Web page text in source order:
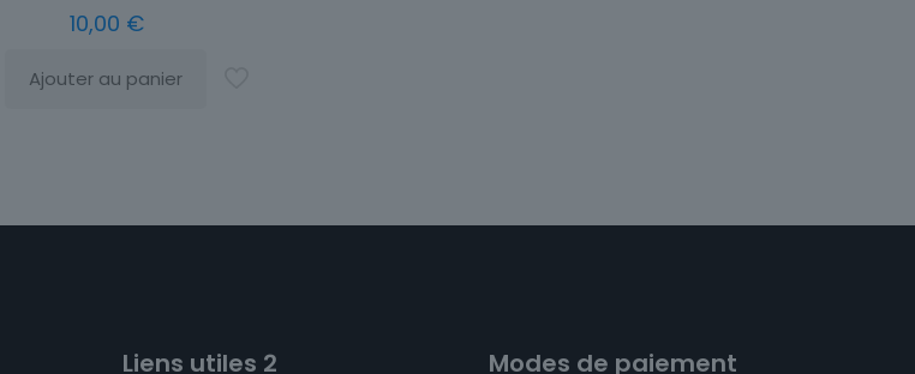
10,00 €
Ajouter au panier
Liens utiles 2 Modes de paiement